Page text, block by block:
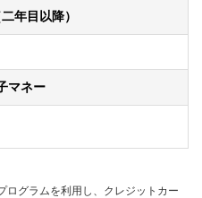
年目以降）
マネー
ログラムを利用し、クレジットカー